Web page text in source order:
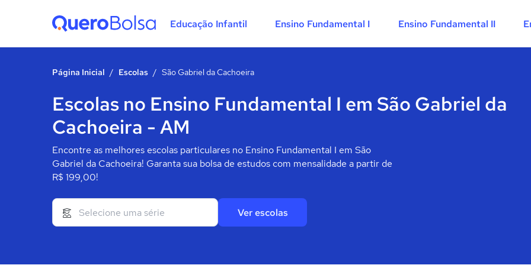
Educação Infantil Ensino Fundamental I Ensino Fundamental II
Página Inicial / Escolas / São Gabriel da Cachoeira
Escolas no Ensino Fundamental I em São Gabriel da
Cachoeira - AM
Encontre as melhores escolas particulares no Ensino Fundamental I em São
Gabriel da Cachoeira! Garanta sua bolsa de estudos com mensalidade a partir de
R$ 199,00!
Ver escolas